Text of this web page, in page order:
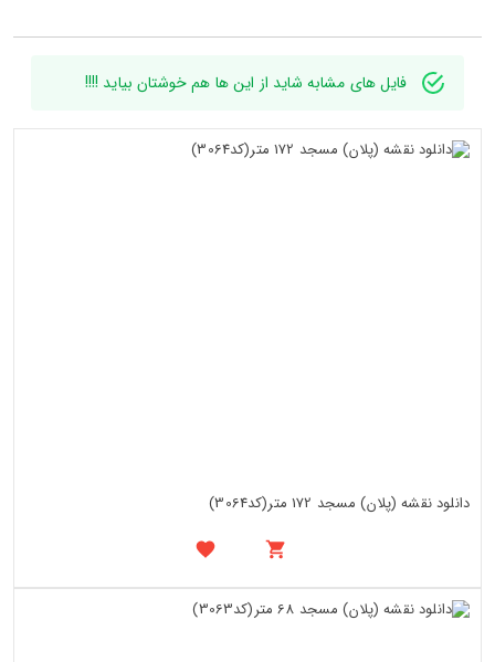
فایل های مشابه شاید از این ها هم خوشتان بیاید !!!!
دانلود نقشه (پلان) مسجد 172 متر(کد3064)